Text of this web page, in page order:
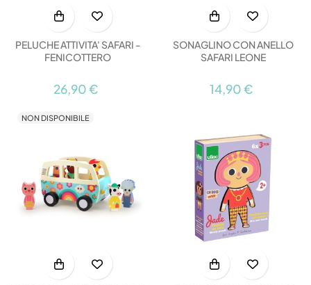
PELUCHE ATTIVITA' SAFARI -
FENICOTTERO
26,90 €
SONAGLINO CON ANELLO
SAFARI LEONE
14,90 €
NON DISPONIBILE